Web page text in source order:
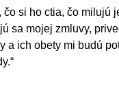
si ho ctia, čo milujú
sa mojej zmluvy,
a ich obety mi budú